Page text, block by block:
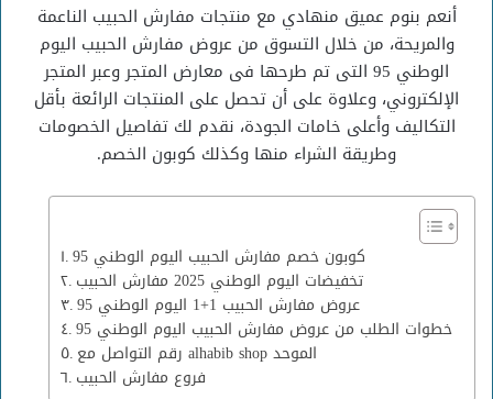
أنعم بنوم عميق منهادي مع منتجات مفارش الحبيب الناعمة
والمريحة، من خلال التسوق من عروض مفارش الحبيب اليوم
الوطني 95 التى تم طرحها فى معارض المتجر وعبر المتجر
الإلكتروني، وعلاوة على أن تحصل على المنتجات الرائعة بأقل
التكاليف وأعلى خامات الجودة، نقدم لك تفاصيل الخصومات
وطريقة الشراء منها وكذلك كوبون الخصم.
كوبون خصم مفارش الحبيب اليوم الوطني 95
تخفيضات اليوم الوطني 2025 مفارش الحبيب
عروض مفارش الحبيب 1+1 اليوم الوطني 95
خطوات الطلب من عروض مفارش الحبيب اليوم الوطني 95
رقم التواصل مع alhabib shop الموحد
فروع مفارش الحبيب